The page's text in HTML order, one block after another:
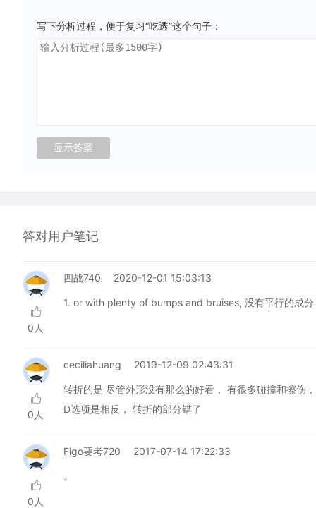
写下分析过程，便于复习“吃透”这个句子：
答对用户笔记
0人
四战740 2020-12-01 15:03:13
1. or with plenty of bumps and bruises, 没有平行的成分
0人
ceciliahuang 2019-12-09 02:43:31
转折的是 尽管外形没有那么的好看， 有很多碰撞和擦伤
D选项是相反， 转折的部分错了
0人
Figo要考720 2017-07-14 17:22:33
。